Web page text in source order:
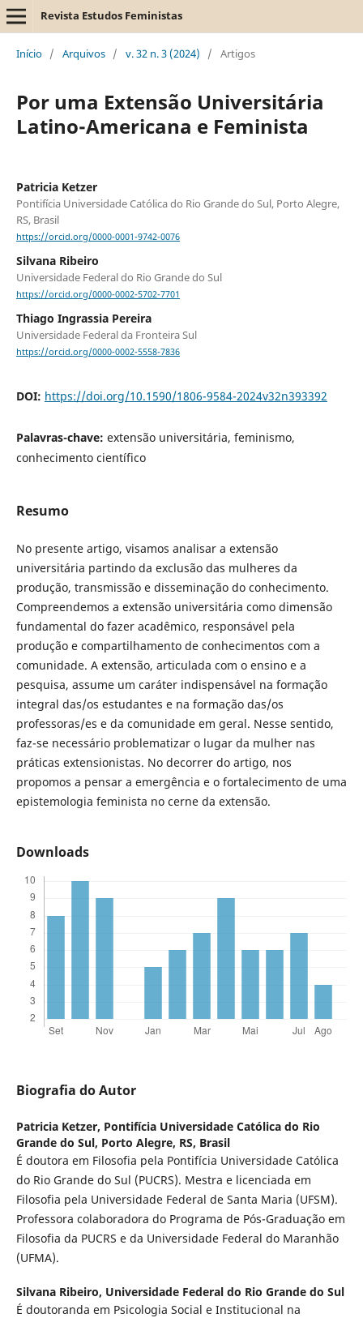
Revista Estudos Feministas
Início / Arquivos / v. 32 n. 3 (2024) / Artigos
Por uma Extensão Universitária
Latino-Americana e Feminista
Patricia Ketzer
Pontifícia Universidade Católica do Rio Grande do Sul, Porto Alegre,
RS, Brasil
https://orcid.org/0000-0001-9742-0076
Silvana Ribeiro
Universidade Federal do Rio Grande do Sul
https://orcid.org/0000-0002-5702-7701
Thiago Ingrassia Pereira
Universidade Federal da Fronteira Sul
https://orcid.org/0000-0002-5558-7836
DOI: https://doi.org/10.1590/1806-9584-2024v32n393392
Palavras-chave: extensão universitária, feminismo,
conhecimento científico
Resumo
No presente artigo, visamos analisar a extensão
universitária partindo da exclusão das mulheres da
produção, transmissão e disseminação do conhecimento.
Compreendemos a extensão universitária como dimensão
fundamental do fazer acadêmico, responsável pela
produção e compartilhamento de conhecimentos com a
comunidade. A extensão, articulada com o ensino e a
pesquisa, assume um caráter indispensável na formação
integral das/os estudantes e na formação das/os
professoras/es e da comunidade em geral. Nesse sentido,
faz-se necessário problematizar o lugar da mulher nas
práticas extensionistas. No decorrer do artigo, nos
propomos a pensar a emergência e o fortalecimento de uma
epistemologia feminista no cerne da extensão.
Downloads
Biografia do Autor
Patricia Ketzer, Pontifícia Universidade Católica do Rio
Grande do Sul, Porto Alegre, RS, Brasil
É doutora em Filosofia pela Pontifícia Universidade Católica
do Rio Grande do Sul (PUCRS). Mestra e licenciada em
Filosofia pela Universidade Federal de Santa Maria (UFSM).
Professora colaboradora do Programa de Pós-Graduação em
Filosofia da PUCRS e da Universidade Federal do Maranhão
(UFMA).
Silvana Ribeiro, Universidade Federal do Rio Grande do Sul
É doutoranda em Psicologia Social e Institucional na